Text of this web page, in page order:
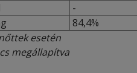
-
84,4%
esetén
megállapítva